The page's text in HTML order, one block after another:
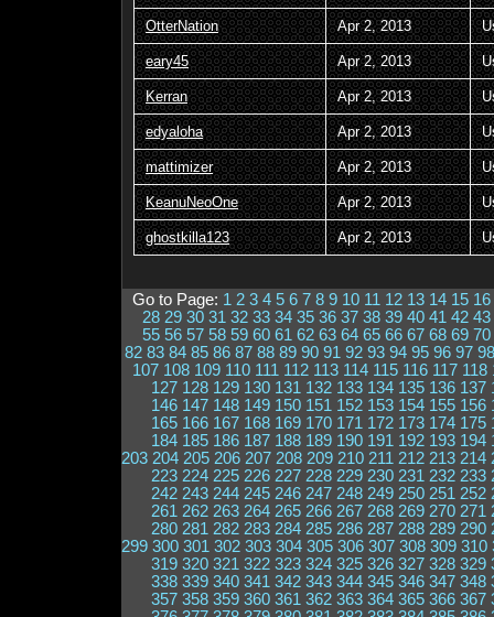
OtterNation Apr 2, 2013
eary45 Apr 2, 2013
Kerran Apr 2, 2013
edyaloha Apr 2, 2013
mattimizer Apr 2, 2013
KeanuNeoOne Apr 2, 2013
ghostkilla123 Apr 2, 2013
Go to Page: 1 2 3 4 5 6 7 8 9 10 11 12 13 14 15 16
28 29 30 31 32 33 34 35 36 37 38 39 40 41 42 43
55 56 57 58 59 60 61 62 63 64 65 66 67 68 69 70
82 83 84 85 86 87 88 89 90 91 92 93 94 95 96 97 98
107 108 109 110 111 112 113 114 115 116 117 118
127 128 129 130 131 132 133 134 135 136 137
146 147 148 149 150 151 152 153 154 155 156
165 166 167 168 169 170 171 172 173 174 175
184 185 186 187 188 189 190 191 192 193 194
203 204 205 206 207 208 209 210 211 212 213 214
223 224 225 226 227 228 229 230 231 232 233
242 243 244 245 246 247 248 249 250 251 252
261 262 263 264 265 266 267 268 269 270 271
280 281 282 283 284 285 286 287 288 289 290
299 300 301 302 303 304 305 306 307 308 309 310
319 320 321 322 323 324 325 326 327 328 329
338 339 340 341 342 343 344 345 346 347 348
357 358 359 360 361 362 363 364 365 366 367